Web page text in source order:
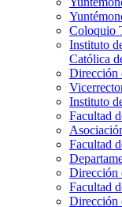
Coloquio
Instituto
Católica
Dirección
Instituto
Facultad
Facultad
Dirección
Facultad
Dirección